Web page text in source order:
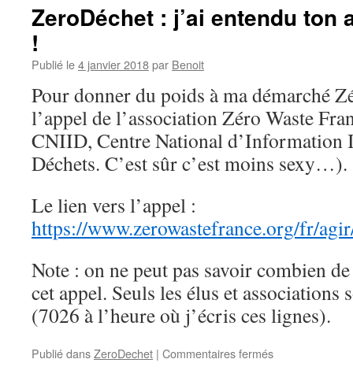
l’eau
utiliser
l’eau
bouteille
ZeroDéchet : j’ai entendu ton
!
Publié le4 janvier 2018par Benoit
Pour donner du poids à ma démarché
l’appel de l’association Zéro Waste
CNIID, Centre National d’Information
Déchets. C’est sûr c’est moins sexy…).
Le lien vers l’appel :
https://www.zerowastefrance.org/fr/
Note : on ne peut pas savoir combien
cet appel. Seuls les élus et associations
(7026 à l’heure où j’écris ces lignes).
Publié dansZeroDechet | Commentaires ferméssur